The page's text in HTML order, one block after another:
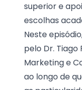
superior e
escolhas
Neste
pelo Dr. Tiago
Marketing e
ao longo de